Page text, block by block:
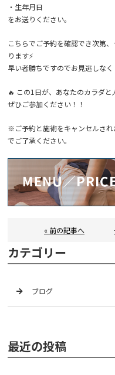
・生年月日
をお送りください。
こちらでご予約を確認でき次第
ります⚡
早い者勝ちですのでお見逃しなく
🔥 この1日が、あなたのカラダと
ぜひご参加ください！！
※ご予約と施術をキャンセルさ
でご了承ください。
« 前の記事へ
カテゴリー
ブログ
最近の投稿